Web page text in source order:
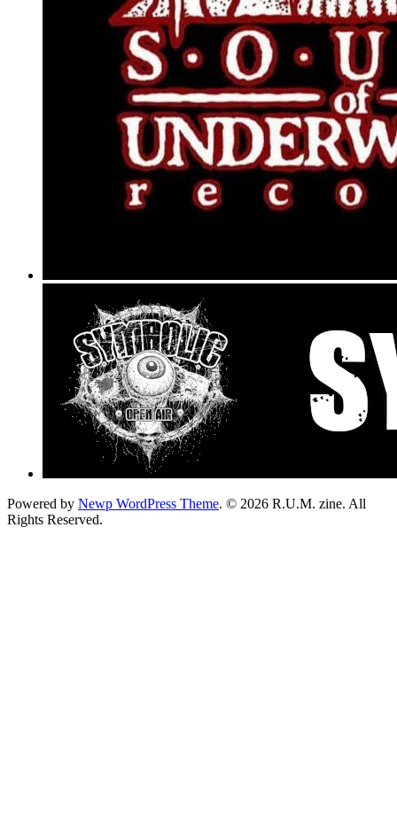
Powered by Newp WordPress Theme. © 2026 R.U.M. zine. All
Rights Reserved.